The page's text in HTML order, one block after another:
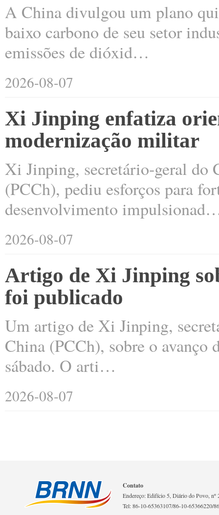
A China divulgou um plano
baixo carbono de seu setor
emissões de dióxid…
2026-08-07
Xi Jinping enfatiza
modernização militar
Xi Jinping, secretário-geral do
(PCCh), pediu esforços para
desenvolvimento
2026-08-07
Artigo de Xi Jinping
foi publicado
Um artigo de Xi Jinping,
China (PCCh), sobre o
sábado. O arti…
2026-08-07
Contato
Endereço: Edifício 5, Diário do Povo,
Tel: 86-10-65363107/86-10-65366220/